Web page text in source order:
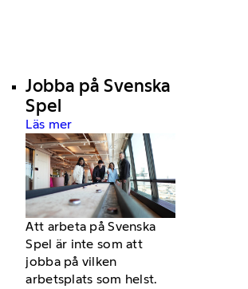
Jobba på Svenska
Spel
Läs mer
Att arbeta på Svenska
Spel är inte som att
jobba på vilken
arbetsplats som helst.